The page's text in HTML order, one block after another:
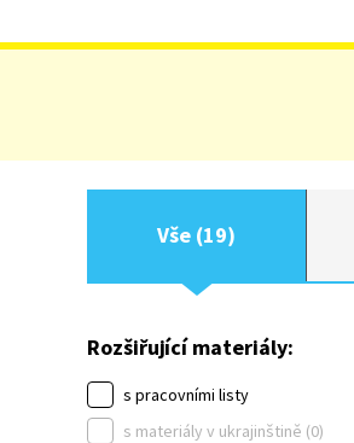
Vše (19)
Rozšiřující materiály:
s pracovními listy
s materiály v ukrajinštině (0)